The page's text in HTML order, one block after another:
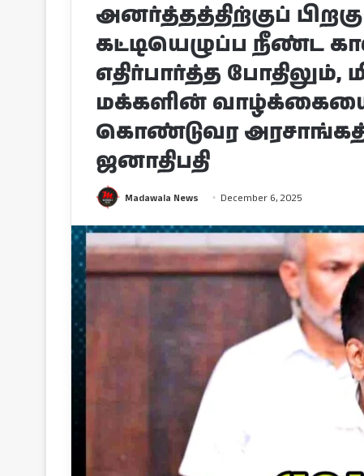
அனர்த்தத்திற்குப்
கட்டியெழுப்ப நீண்ட
எதிர்பார்த்த போதிலும்,
மக்களின் வாழ்க்கையை
கொண்டுவர
ஜனாதிபதி
Madawala News December 6, 2025